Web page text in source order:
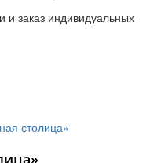
заказ индивидуальных